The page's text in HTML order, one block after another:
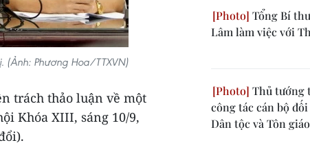
(Ảnh: Phương Hoa/TTXVN)
trách thảo luận về một
Khóa XIII, sáng 10/9,
Tổng Bí
Lâm làm việc với
Thủ tướng
công tác cán bộ
Dân tộc và Tôn giáo